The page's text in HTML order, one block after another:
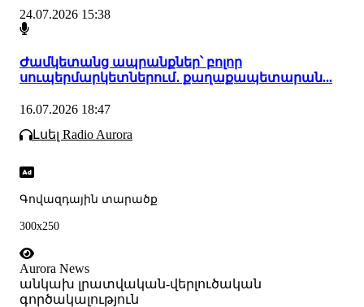
24.07.2026 15:38
Ժամկետանց ապրանքներ՝ բոլոր
սուպերմարկետներում․ քաղաքապետարան...
16.07.2026 18:47
Լսել Radio Aurora
Գովազդային տարածք
300x250
Aurora News
անկախ լրատվական-վերլուծական
գործակալություն